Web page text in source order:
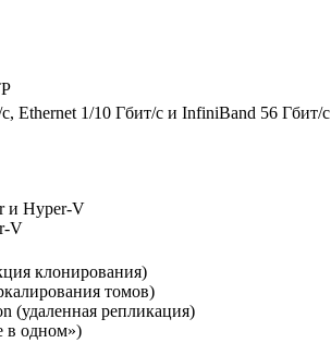
Ethernet 1/10 Гбит/с и InfiniBand 56 Гбит/с
и Hyper-V
V
клонирования)
томов)
(удаленная репликация)
в одном»)